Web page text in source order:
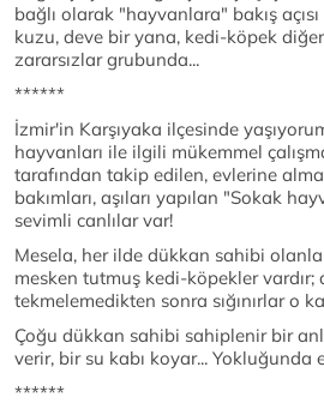
bağlı olarak "hayvanlara" bakış
kuzu, deve bir yana, kedi-köpek
zararsızlar grubunda...
******
İzmir'in Karşıyaka ilçesinde
hayvanları ile ilgili mükemmel
tarafından takip edilen, evlerine
bakımları, aşıları yapılan "Sokak
sevimli canlılar var!
Mesela, her ilde dükkan sahibi
mesken tutmuş kedi-köpekler
tekmelemedikten sonra sığınırlar o
Çoğu dükkan sahibi sahiplenir bir
verir, bir su kabı koyar... Yokluğunda
******